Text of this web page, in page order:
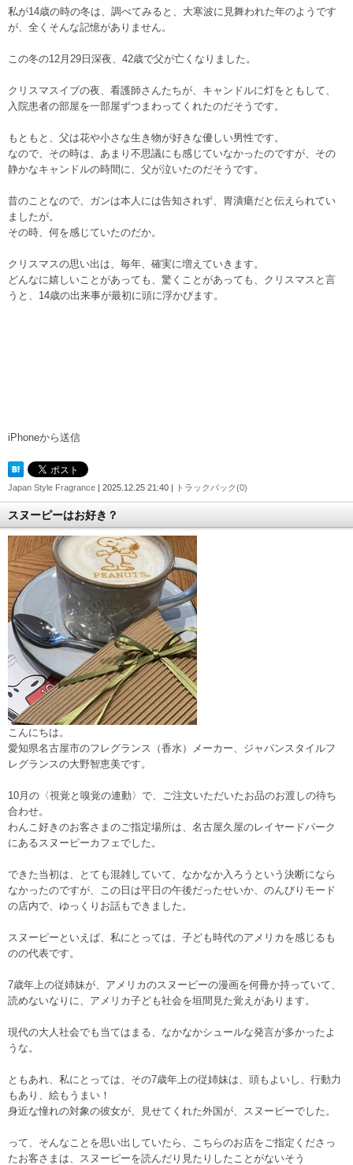
私が14歳の時の冬は、調べてみると、大寒波に見舞われた年のようです
が、全くそんな記憶がありません。
この冬の12月29日深夜、42歳で父が亡くなりました。
クリスマスイブの夜、看護師さんたちが、キャンドルに灯をともして、
入院患者の部屋を一部屋ずつまわってくれたのだそうです。
もともと、父は花や小さな生き物が好きな優しい男性です。
なので、その時は、あまり不思議にも感じていなかったのですが、その
静かなキャンドルの時間に、父が泣いたのだそうです。
昔のことなので、ガンは本人には告知されず、胃潰瘍だと伝えられてい
ましたが。
その時、何を感じていたのだか。
クリスマスの思い出は、毎年、確実に増えていきます。
どんなに嬉しいことがあっても、驚くことがあっても、クリスマスと言
うと、14歳の出来事が最初に頭に浮かびます。
iPhoneから送信
Japan Style Fragrance | 2025.12.25 21:40 | トラックバック(0)
スヌーピーはお好き？
こんにちは。
愛知県名古屋市のフレグランス（香水）メーカー、ジャパンスタイルフ
レグランスの大野智恵美です。
10月の〈視覚と嗅覚の連動〉で、ご注文いただいたお品のお渡しの待ち
合わせ。
わんこ好きのお客さまのご指定場所は、名古屋久屋のレイヤードパーク
にあるスヌーピーカフェでした。
できた当初は、とても混雑していて、なかなか入ろうという決断になら
なかったのですが、この日は平日の午後だったせいか、のんびりモード
の店内で、ゆっくりお話もできました。
スヌーピーといえば、私にとっては、子ども時代のアメリカを感じるも
のの代表です。
7歳年上の従姉妹が、アメリカのスヌーピーの漫画を何冊か持っていて、
読めないなりに、アメリカ子ども社会を垣間見た覚えがあります。
現代の大人社会でも当てはまる、なかなかシュールな発言が多かったよ
うな。
ともあれ、私にとっては、その7歳年上の従姉妹は、頭もよいし、行動力
もあり、絵もうまい！
身近な憧れの対象の彼女が、見せてくれた外国が、スヌーピーでした。
って、そんなことを思い出していたら、こちらのお店をご指定くださっ
たお客さまは、スヌーピーを読んだり見たりしたことがないそう